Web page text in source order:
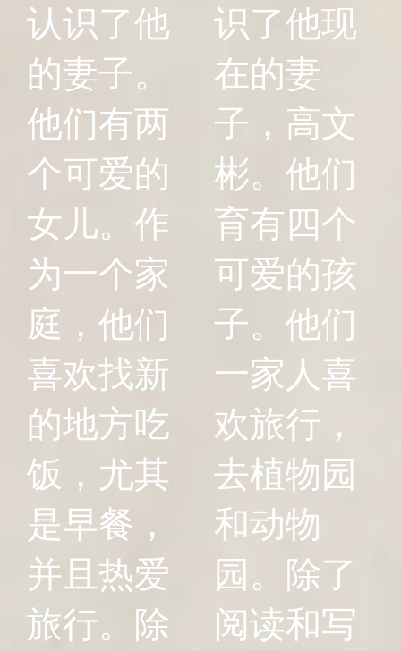
认识了他
的妻子。
他们有两
个可爱的
女儿。作
为一个家
庭，他们
喜欢找新
的地方吃
饭，尤其
是早餐，
并且热爱
旅行。除
识了他现
在的妻
子，高文
彬。他们
育有四个
可爱的孩
子。他们
一家人喜
欢旅行，
去植物园
和动物
园。除了
阅读和写